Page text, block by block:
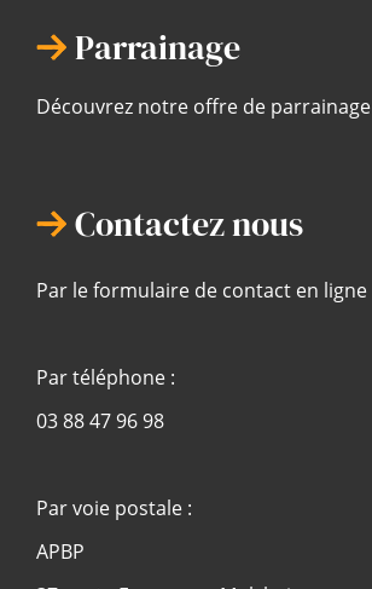
Parrainage
Découvrez notre offre de parrainage
Contactez nous
Par le formulaire de contact en ligne
Par téléphone :
03 88 47 96 98
Par voie postale :
APBP